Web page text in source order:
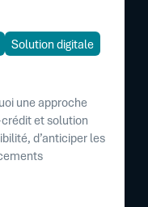
Solution digitale
une approche
et solution
d’anticiper les